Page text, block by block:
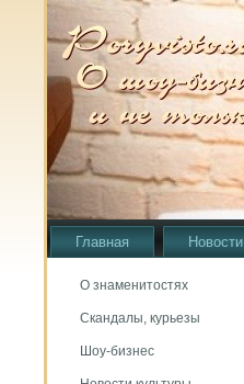
Главная Новости
О знаменитостях
Скандалы, курьезы
Шоу-бизнес